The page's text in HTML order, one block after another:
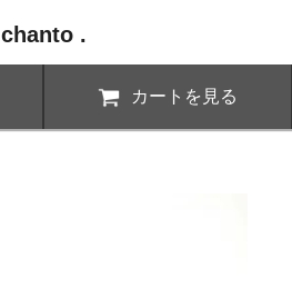
chanto .
カートを見る